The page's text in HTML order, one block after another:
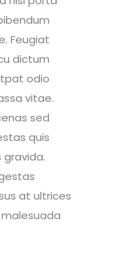
Feugiat
dictum
odio
vitae.
sed
quis
gravida.
at ultrices